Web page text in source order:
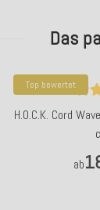
Das
Top bewertet
H.O.C.K. Cord
ab